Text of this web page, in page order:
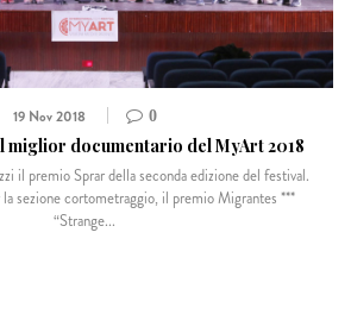
19 Nov 2018 0
miglior documentario del MyArt 2018
il premio Sprar della seconda edizione del festival.
sezione cortometraggio, il premio Migrantes ***
“Strange...